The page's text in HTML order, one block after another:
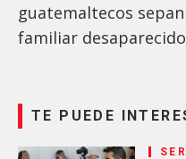
guatemaltecos
familiar
TE PUEDE